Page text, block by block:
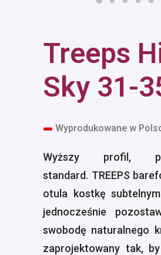
Treeps
Sky 31-
Wyprodukowane w
Wyższy profil,
standard. TREEPS
otula kostkę
jednocześnie
swobodę naturalnego
zaprojektowany tak,